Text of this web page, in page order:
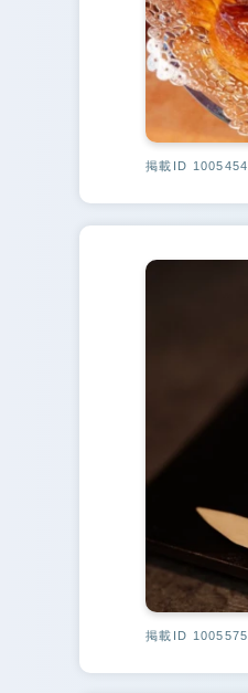
掲載ID 1005454
掲載ID 1005575